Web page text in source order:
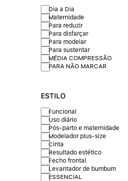
Dia a Dia
Maternidade
Para reduzir
Para disfarçar
Para modelar
Para sustentar
MÉDIA COMPRESSÃO
PARA NÃO MARCAR
ESTILO
Funcional
Uso diário
Pós-parto e maternidade
Modelador plus-size
Cinta
Resultado estético
Fecho frontal
Levantador de bumbum
ESSENCIAL